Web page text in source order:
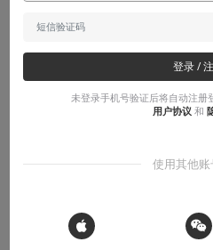
登录 /
未登录手机号验证后将自动注册
用户协议 和
使用其他
 Sign in with Apple